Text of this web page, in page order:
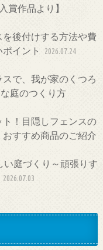
賞作品より】
後付けする方法や費
イント
2026.07.24
で、我が家のくつろ
庭のつくり方
！目隠しフェンスの
すすめ商品のご紹介
い庭づくり～頑張りす
2026.07.03